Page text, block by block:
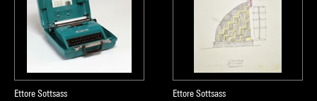
Ettore Sottsass
Ettore Sottsass